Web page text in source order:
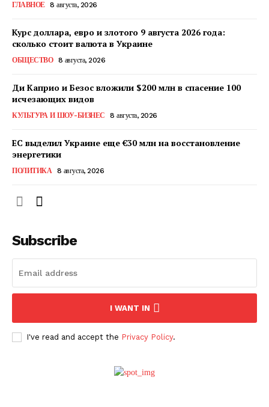
О нас
Политика конфиденциальности
ГЛАВНОЕ 8 августа, 2026
Курс доллара, евро и злотого 9 августа 2026 года:
сколько стоит валюта в Украине
ОБЩЕСТВО 8 августа, 2026
Ди Каприо и Безос вложили $200 млн в спасение 100
исчезающих видов
КУЛЬТУРА И ШОУ-БИЗНЕС 8 августа, 2026
ЕС выделил Украине еще €30 млн на восстановление
энергетики
ПОЛИТИКА 8 августа, 2026
Subscribe
I WANT IN
I've read and accept the Privacy Policy.